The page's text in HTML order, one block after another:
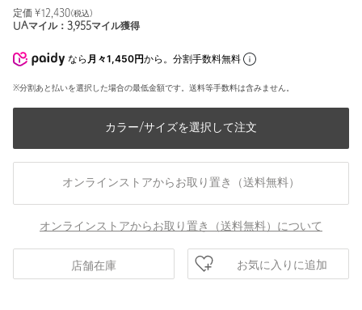
定価 ¥12,430(税込)
UAマイル： 3,955マイル獲得
なら 月々1,450円から。分割手数料無料
※分割あと払いを選択した場合の最低金額です。送料等手数料は含みません。
カラー/サイズを選択して注文
オンラインストアからお取り置き（送料無料）
オンラインストアからお取り置き（送料無料）について
店舗在庫 お気に入りに追加